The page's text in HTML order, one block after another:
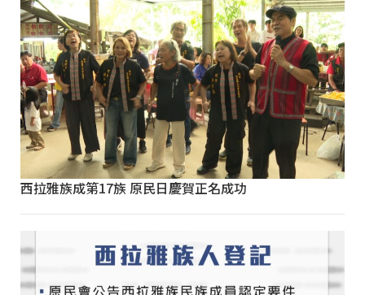
西拉雅族成第17族 原民日慶賀正名成功